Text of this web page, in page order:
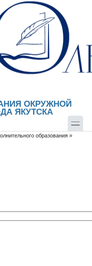
ОКРУЖНОЙ
ЯКУТСКА
образования »